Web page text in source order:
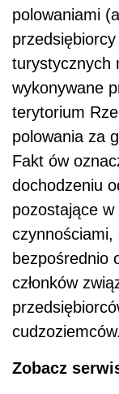
polowaniami
turystycznych
wykonywane
terytorium
polowania za
Fakt ów
dochodzeniu
pozostające
czynnościami,
bezpośrednio
członków
cudzoziemców.
Zobacz